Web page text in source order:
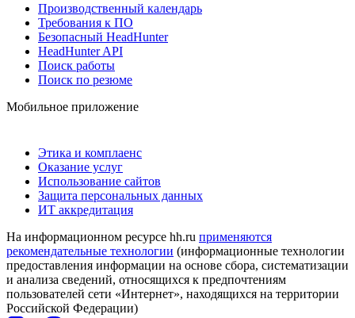
Производственный календарь
Требования к ПО
Безопасный HeadHunter
HeadHunter API
Поиск работы
Поиск по резюме
Мобильное приложение
Этика и комплаенс
Оказание услуг
Использование сайтов
Защита персональных данных
ИТ аккредитация
На информационном ресурсе hh.ru применяются
рекомендательные технологии (информационные технологии
предоставления информации на основе сбора, систематизации
и анализа сведений, относящихся к предпочтениям
пользователей сети «Интернет», находящихся на территории
Российской Федерации)